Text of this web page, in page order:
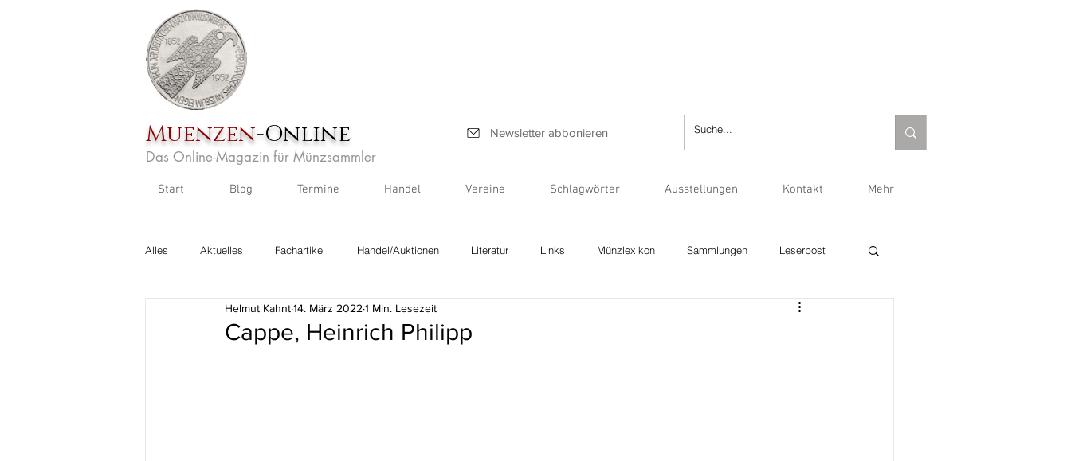
Muenzen-Online Newsletter abbonieren
Das Online-Magazin für Münzsammler
Start Blog Termine Handel Vereine Schlagwörter Ausstellungen Kontakt Mehr
Alles Aktuelles Fachartikel Handel/Auktionen Literatur Links Münzlexikon Sammlungen Leserpost
Cappe, Heinrich Philipp
Helmut Kahnt14. März 2022 1 Min. Lesezeit